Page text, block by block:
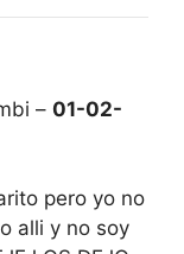
– 01-02-
pero yo no
alli y no soy